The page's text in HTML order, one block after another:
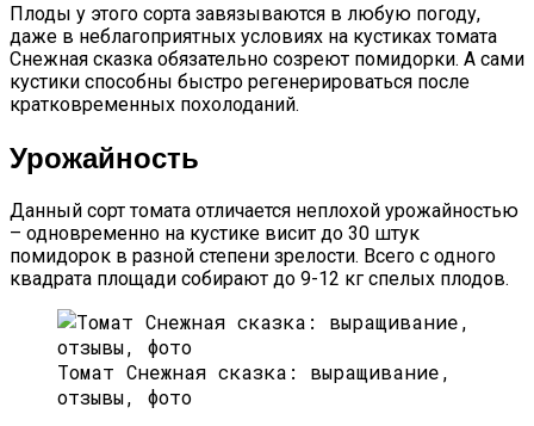
Плоды у этого сорта завязываются в любую погоду,
даже в неблагоприятных условиях на кустиках томата
Снежная сказка обязательно созреют помидорки. А сами
кустики способны быстро регенерироваться после
кратковременных похолоданий.
Урожайность
Данный сорт томата отличается неплохой урожайностью
– одновременно на кустике висит до 30 штук
помидорок в разной степени зрелости. Всего с одного
квадрата площади собирают до 9-12 кг спелых плодов.
Томат Снежная сказка: выращивание,
отзывы, фото